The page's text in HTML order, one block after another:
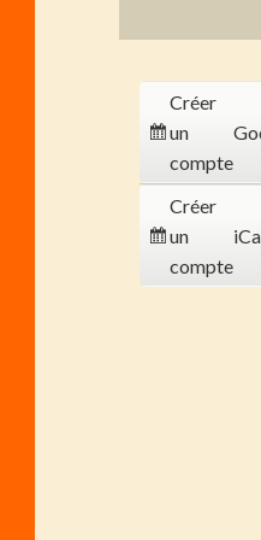
Créer
un
compte
Créer
un
compte